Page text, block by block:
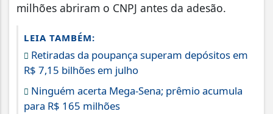
milhões abriram o CNPJ antes da adesão.
LEIA TAMBÉM:
Retiradas da poupança superam depósitos em
R$ 7,15 bilhões em julho
Ninguém acerta Mega-Sena; prêmio acumula
para R$ 165 milhões